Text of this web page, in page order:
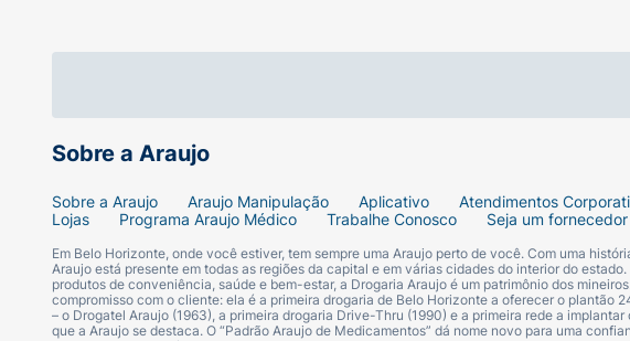
Sobre a Araujo
Sobre a Araujo Araujo Manipulação Aplicativo Atendimentos
Lojas
Programa Araujo Médico Trabalhe Conosco Seja um fornecedor
Em Belo Horizonte, onde você estiver, tem sempre uma Araujo perto de você. Com uma
Araujo está presente em todas as regiões da capital e em várias cidades do interior do
produtos de conveniência, saúde e bem-estar, a Drogaria Araujo é um patrimônio dos
compromisso com o cliente: ela é a primeira drogaria de Belo Horizonte a oferecer o plantão
– o Drogatel Araujo (1963), a primeira drogaria Drive-Thru (1990) e a primeira rede a
que a Araujo se destaca. O “Padrão Araujo de Medicamentos” dá nome novo para uma